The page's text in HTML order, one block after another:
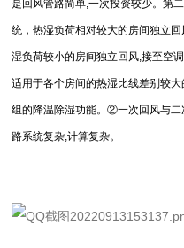
是回风管路简单,一次投资较少。第
统，热湿负荷相对较大的房间独立
湿负荷较小的房间独立回风,接至空
适用于各个房间的热湿比线差别较
组的降温除湿功能。②一次回风与
路系统复杂,计算复杂。